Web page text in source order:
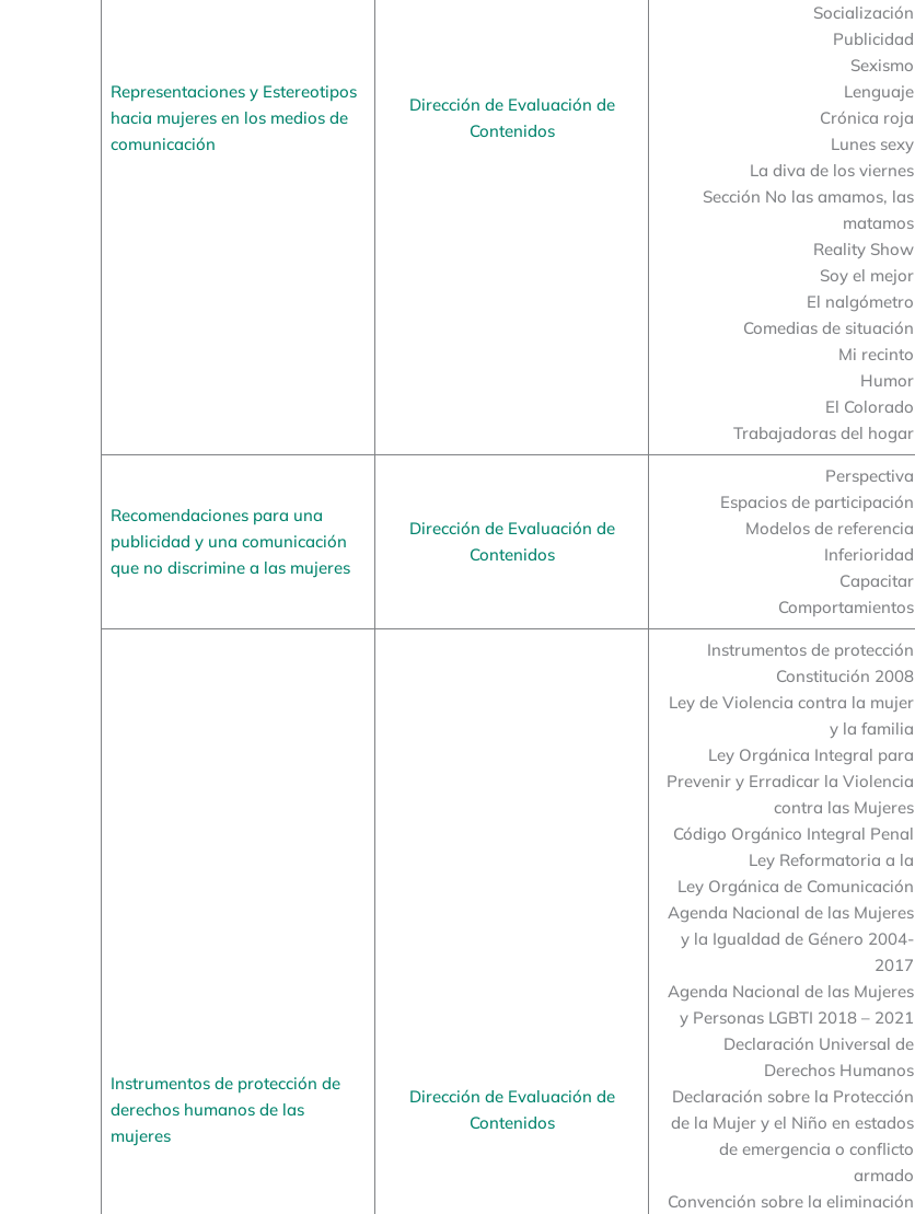
Representaciones y Estereotipos
hacia mujeres en los medios de
comunicación
Dirección de Evaluación de
Contenidos
Socialización
Publicidad
Sexismo
Lenguaje
Crónica roja
Lunes sexy
La diva de los viernes
Sección No las amamos, las
matamos
Reality Show
Soy el mejor
El nalgómetro
Comedias de situación
Mi recinto
Humor
El Colorado
Trabajadoras del hogar
Recomendaciones para una
publicidad y una comunicación
que no discrimine a las mujeres
Dirección de Evaluación de
Contenidos
Perspectiva
Espacios de participación
Modelos de referencia
Inferioridad
Capacitar
Comportamientos
Instrumentos de protección de
derechos humanos de las
mujeres
Dirección de Evaluación de
Contenidos
Instrumentos de protección
Constitución 2008
Ley de Violencia contra la mujer
y la familia
Ley Orgánica Integral para
Prevenir y Erradicar la Violencia
contra las Mujeres
Código Orgánico Integral Penal
Ley Reformatoria a la
Ley Orgánica de Comunicación
Agenda Nacional de las Mujeres
y la Igualdad de Género 2004-
2017
Agenda Nacional de las Mujeres
y Personas LGBTI 2018 – 2021
Declaración Universal de
Derechos Humanos
Declaración sobre la Protección
de la Mujer y el Niño en estados
de emergencia o conflicto
armado
Convención sobre la eliminación